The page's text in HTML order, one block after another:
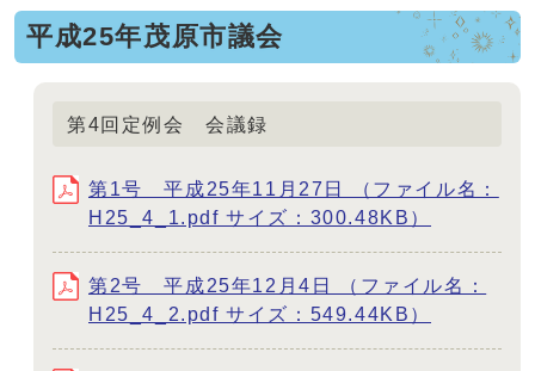
平成25年茂原市議会
第4回定例会 会議録
第1号 平成25年11月27日 （ファイル名：
H25_4_1.pdf サイズ：300.48KB）
第2号 平成25年12月4日 （ファイル名：
H25_4_2.pdf サイズ：549.44KB）